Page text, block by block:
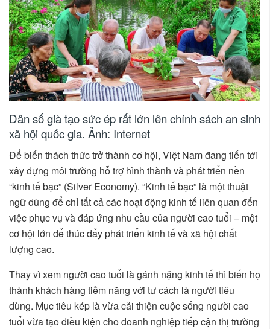
Dân số già tạo sức ép rất lớn lên chính sách an sinh
xã hội quốc gia. Ảnh: Internet
Để biến thách thức trở thành cơ hội, Việt Nam đang tiến tới
xây dựng môi trường hỗ trợ hình thành và phát triển nền
“kinh tế bạc” (Silver Economy). “Kinh tế bạc” là một thuật
ngữ dùng để chỉ tất cả các hoạt động kinh tế liên quan đến
việc phục vụ và đáp ứng nhu cầu của người cao tuổi – một
cơ hội lớn để thúc đẩy phát triển kinh tế và xã hội chất
lượng cao.
Thay vì xem người cao tuổi là gánh nặng kinh tế thì biến họ
thành khách hàng tiềm năng với tư cách là người tiêu
dùng. Mục tiêu kép là vừa cải thiện cuộc sống người cao
tuổi vừa tạo điều kiện cho doanh nghiệp tiếp cận thị trường